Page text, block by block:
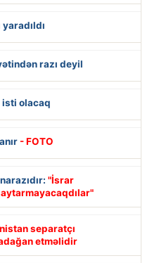
razı deyil
isti olacaq
- FOTO
"İsrar
separatçı
etməlidir